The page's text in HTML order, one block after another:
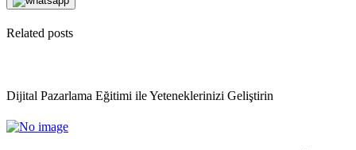
Related posts
Dijital Pazarlama Eğitimi ile Yeteneklerinizi Geliştirin